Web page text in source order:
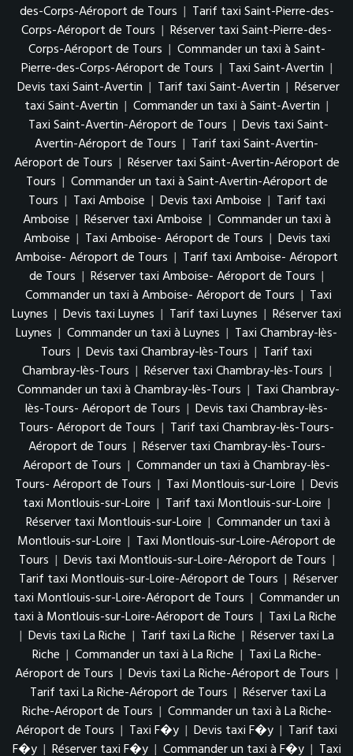
des-Corps-Aéroport de Tours | Tarif taxi Saint-Pierre-des-
Corps-Aéroport de Tours | Réserver taxi Saint-Pierre-des-
Corps-Aéroport de Tours | Commander un taxi à Saint-
Pierre-des-Corps-Aéroport de Tours | Taxi Saint-Avertin |
Devis taxi Saint-Avertin | Tarif taxi Saint-Avertin | Réserver
taxi Saint-Avertin | Commander un taxi à Saint-Avertin |
Taxi Saint-Avertin-Aéroport de Tours | Devis taxi Saint-
Avertin-Aéroport de Tours | Tarif taxi Saint-Avertin-
Aéroport de Tours | Réserver taxi Saint-Avertin-Aéroport de
Tours | Commander un taxi à Saint-Avertin-Aéroport de
Tours | Taxi Amboise | Devis taxi Amboise | Tarif taxi
Amboise | Réserver taxi Amboise | Commander un taxi à
Amboise | Taxi Amboise- Aéroport de Tours | Devis taxi
Amboise- Aéroport de Tours | Tarif taxi Amboise- Aéroport
de Tours | Réserver taxi Amboise- Aéroport de Tours |
Commander un taxi à Amboise- Aéroport de Tours | Taxi
Luynes | Devis taxi Luynes | Tarif taxi Luynes | Réserver taxi
Luynes | Commander un taxi à Luynes | Taxi Chambray-lès-
Tours | Devis taxi Chambray-lès-Tours | Tarif taxi
Chambray-lès-Tours | Réserver taxi Chambray-lès-Tours |
Commander un taxi à Chambray-lès-Tours | Taxi Chambray-
lès-Tours- Aéroport de Tours | Devis taxi Chambray-lès-
Tours- Aéroport de Tours | Tarif taxi Chambray-lès-Tours-
Aéroport de Tours | Réserver taxi Chambray-lès-Tours-
Aéroport de Tours | Commander un taxi à Chambray-lès-
Tours- Aéroport de Tours | Taxi Montlouis-sur-Loire | Devis
taxi Montlouis-sur-Loire | Tarif taxi Montlouis-sur-Loire |
Réserver taxi Montlouis-sur-Loire | Commander un taxi à
Montlouis-sur-Loire | Taxi Montlouis-sur-Loire-Aéroport de
Tours | Devis taxi Montlouis-sur-Loire-Aéroport de Tours |
Tarif taxi Montlouis-sur-Loire-Aéroport de Tours | Réserver
taxi Montlouis-sur-Loire-Aéroport de Tours | Commander un
taxi à Montlouis-sur-Loire-Aéroport de Tours | Taxi La Riche
| Devis taxi La Riche | Tarif taxi La Riche | Réserver taxi La
Riche | Commander un taxi à La Riche | Taxi La Riche-
Aéroport de Tours | Devis taxi La Riche-Aéroport de Tours |
Tarif taxi La Riche-Aéroport de Tours | Réserver taxi La
Riche-Aéroport de Tours | Commander un taxi à La Riche-
Aéroport de Tours | Taxi F�y | Devis taxi F�y | Tarif taxi
F�y | Réserver taxi F�y | Commander un taxi à F�y | Taxi